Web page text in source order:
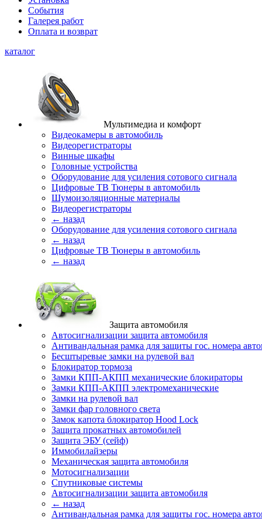
События
Галерея работ
Оплата и возврат
каталог
Мультимедиа и комфорт
Видеокамеры в автомобиль
Видеорегистраторы
Винные шкафы
Головные устройства
Оборудование для усиления сотового сигнала
Цифровые ТВ Тюнеры в автомобиль
Шумоизоляционные материалы
Видеорегистраторы
← назад
Оборудование для усиления сотового сигнала
← назад
Цифровые ТВ Тюнеры в автомобиль
← назад
Защита автомобиля
Автосигнализации защита автомобиля
Антивандальная рамка для защиты гос. номера
Бесштыревые замки на рулевой вал
Блокиратор тормоза
Замки КПП-АКПП механические блокираторы
Замки КПП-АКПП электромеханические
Замки на рулевой вал
Замки фар головного света
Замок капота блокиратор Hood Lock
Защита прокатных автомобилей
Защита ЭБУ (сейф)
Иммобилайзеры
Механическая защита автомобиля
Мотосигнализации
Спутниковые системы
Автосигнализации защита автомобиля
← назад
Антивандальная рамка для защиты гос. номера